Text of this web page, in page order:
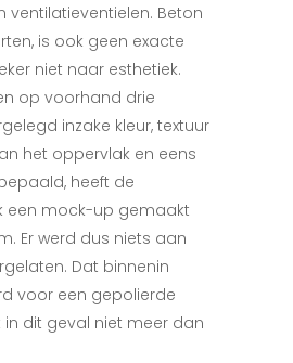
ventilatieventielen. Beton
is ook geen exacte
niet naar esthetiek.
op voorhand drie
inzake kleur, textuur
het oppervlak en eens
heeft de
een mock-up gemaakt
Er werd dus niets aan
Dat binnenin
voor een gepolierde
in dit geval niet meer dan